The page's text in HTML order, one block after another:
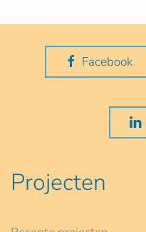
Facebook
Projecten